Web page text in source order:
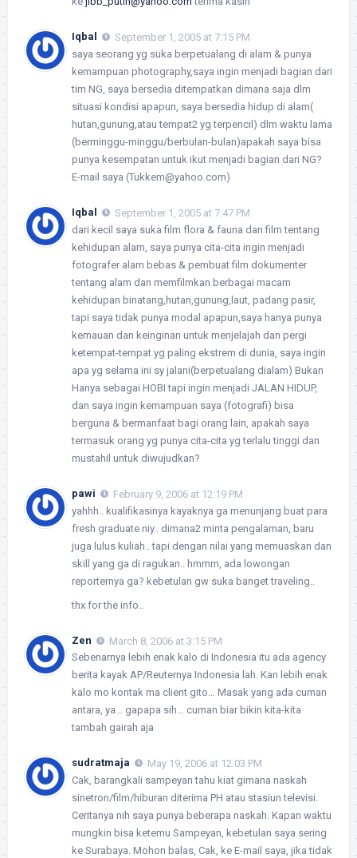
Iqbal
September 1, 2005 at 7:15 PM
saya seorang yg suka berpetualang di alam & punya
kemampuan photography,saya ingin menjadi bagian dari
tim NG, saya bersedia ditempatkan dimana saja dlm
situasi kondisi apapun, saya bersedia hidup di alam(
hutan,gunung,atau tempat2 yg terpencil) dlm waktu lama
(berminggu-minggu/berbulan-bulan)apakah saya bisa
punya kesempatan untuk ikut menjadi bagian dari NG?
E-mail saya (Tukkem@yahoo.com)
Iqbal
September 1, 2005 at 7:47 PM
dari kecil saya suka film flora & fauna dan film tentang
kehidupan alam, saya punya cita-cita ingin menjadi
fotografer alam bebas & pembuat film dokumenter
tentang alam dan memfilmkan berbagai macam
kehidupan binatang,hutan,gunung,laut, padang pasir,
tapi saya tidak punya modal apapun,saya hanya punya
kemauan dan keinginan untuk menjelajah dan pergi
ketempat-tempat yg paling ekstrem di dunia, saya ingin
apa yg selama ini sy jalani(berpetualang dialam) Bukan
Hanya sebagai HOBI tapi ingin menjadi JALAN HIDUP,
dan saya ingin kemampuan saya (fotografi) bisa
berguna & bermanfaat bagi orang lain, apakah saya
termasuk orang yg punya cita-cita yg terlalu tinggi dan
mustahil untuk diwujudkan?
pawi
February 9, 2006 at 12:19 PM
yahhh.. kualifikasinya kayaknya ga menunjang buat para
fresh graduate niy.. dimana2 minta pengalaman, baru
juga lulus kuliah.. tapi dengan nilai yang memuaskan dan
skill yang ga di ragukan.. hmmm, ada lowongan
reporternya ga? kebetulan gw suka banget traveling..
thx for the info..
Zen
March 8, 2006 at 3:15 PM
Sebenarnya lebih enak kalo di Indonesia itu ada agency
berita kayak AP/Reuternya Indonesia lah. Kan lebih enak
kalo mo kontak ma client gito… Masak yang ada cuman
antara, ya… gapapa sih… cuman biar bikin kita-kita
tambah gairah aja
sudratmaja
May 19, 2006 at 12:03 PM
Cak, barangkali sampeyan tahu kiat gimana naskah
sinetron/film/hiburan diterima PH atau stasiun televisi.
Ceritanya nih saya punya beberapa naskah. Kapan waktu
mungkin bisa ketemu Sampeyan, kebetulan saya sering
ke Surabaya. Mohon balas, Cak, ke E-mail saya, jika tidak